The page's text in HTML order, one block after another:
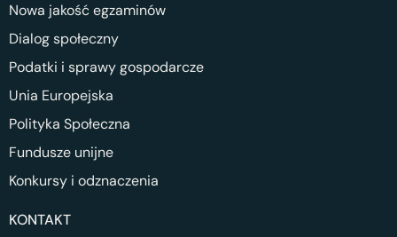
Nowa jakość egzaminów
Dialog społeczny
Podatki i sprawy gospodarcze
Unia Europejska
Polityka Społeczna
Fundusze unijne
Konkursy i odznaczenia
KONTAKT